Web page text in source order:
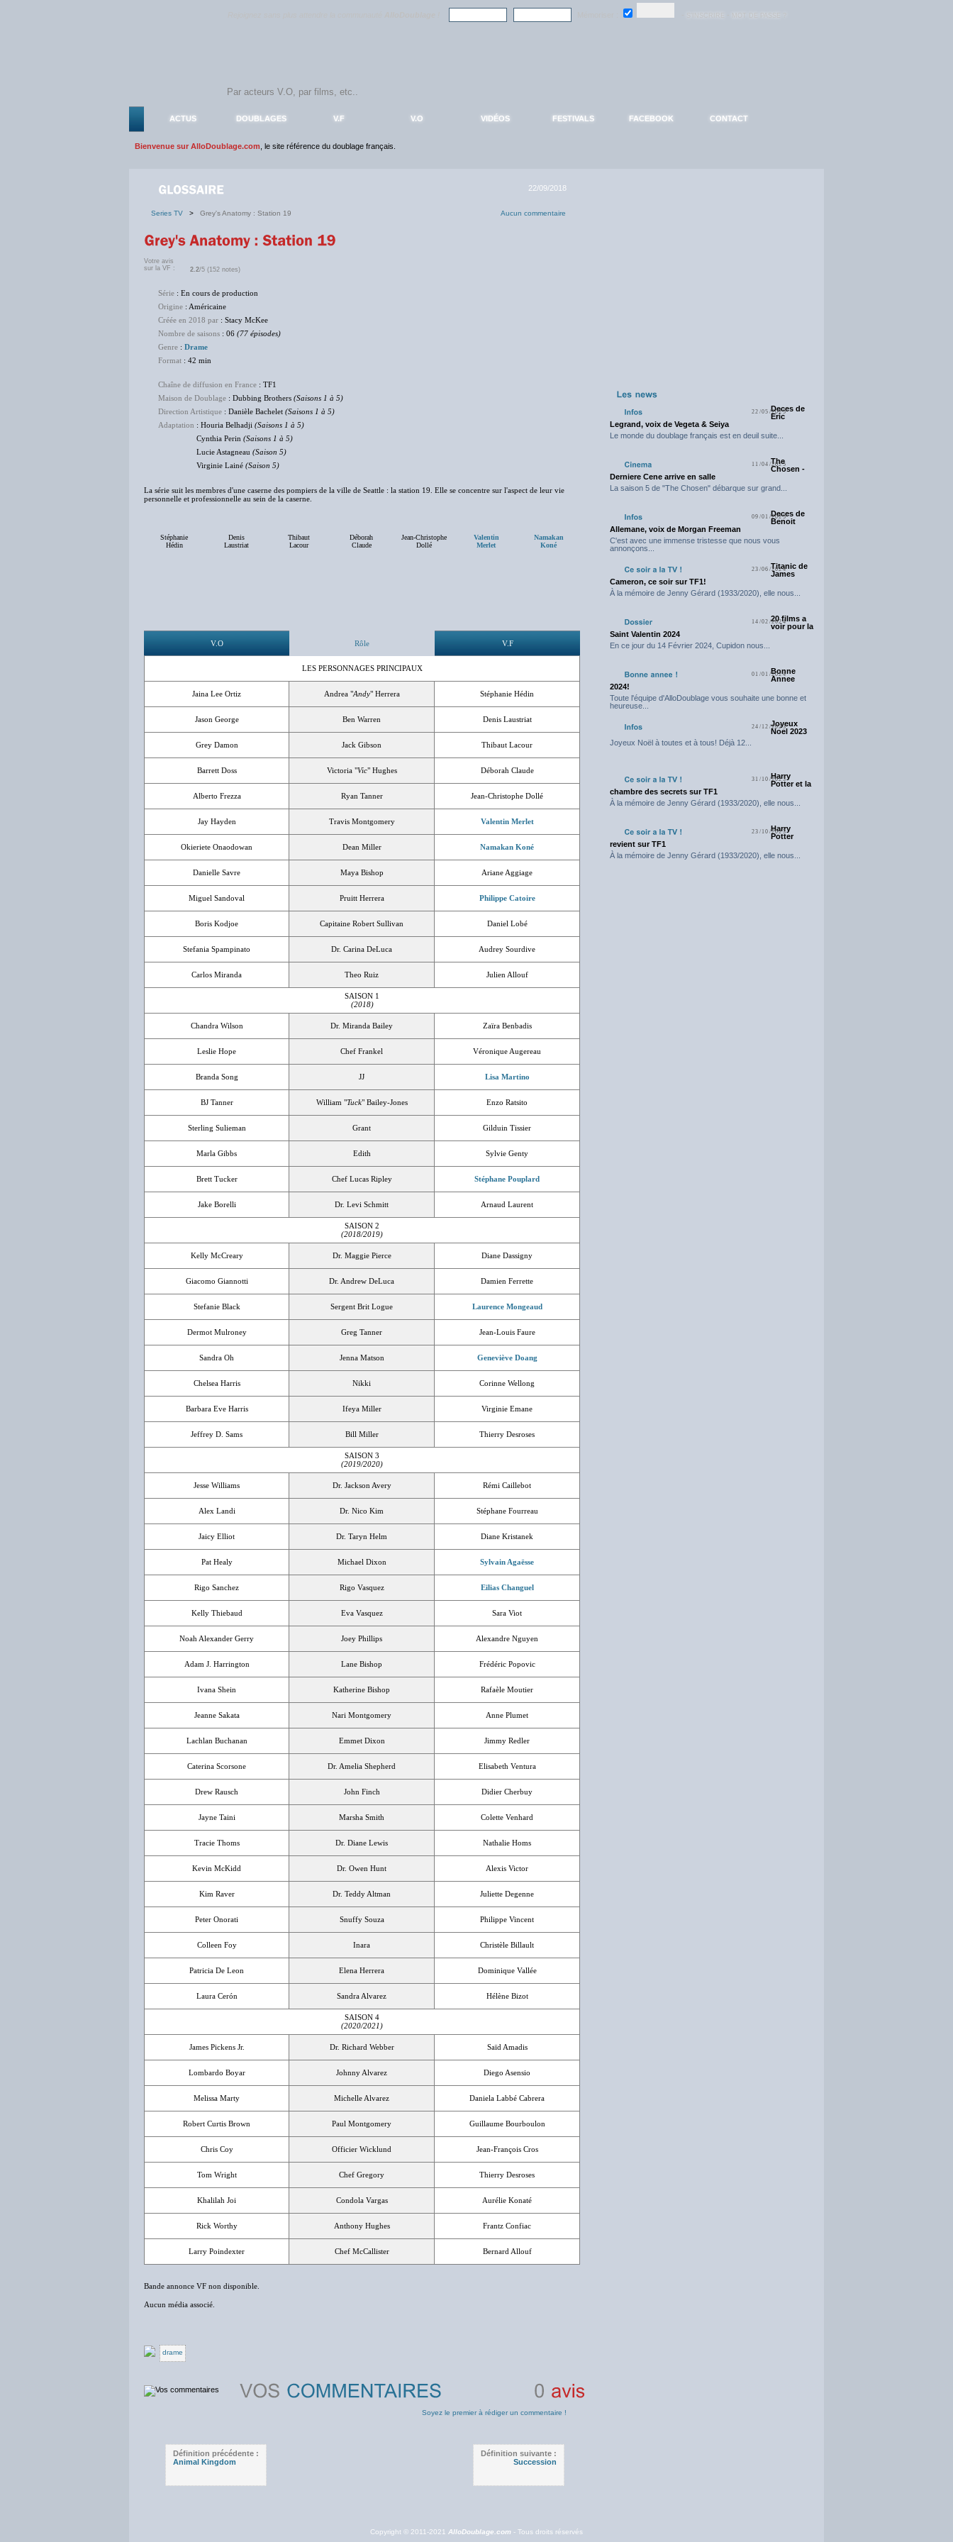
ACTUS DOUBLAGES V.F V.O VIDÉOS FESTIVALS FACEBOOK CONTACT
Bienvenue sur AlloDoublage.com , le site référence du doublage français.
22/09/2018
Series TV > Grey's Anatomy : Station 19 Aucun commentaire
Votre avis
sur la VF :
2.2/5 (152 notes)
Série : En cours de production
Origine : Américaine
Créée en 2018 par : Stacy McKee
Nombre de saisons : 06 (77 épisodes)
Genre : Drame
Format : 42 min
Chaîne de diffusion en France : TF1
Maison de Doublage : Dubbing Brothers (Saisons 1 à 5)
Direction Artistique : Danièle Bachelet (Saisons 1 à 5)
Adaptation : Houria Belhadji (Saisons 1 à 5)
Cynthia Perin (Saisons 1 à 5)
Lucie Astagneau (Saison 5)
Virginie Lainé (Saison 5)
La série suit les membres d'une caserne des pompiers de la ville de Seattle : la station 19. Elle se concentre sur l'aspect de leur vie
personnelle et professionnelle au sein de la caserne.
Stéphanie
Hédin
Denis
Laustriat
Thibaut
Lacour
Déborah
Claude
Jean-Christophe
Dollé
Valentin
Merlet
Namakan
Koné
V.O Rôle V.F
LES PERSONNAGES PRINCIPAUX
Jaina Lee Ortiz Andrea "Andy" Herrera Stéphanie Hédin
Jason George Ben Warren Denis Laustriat
Grey Damon Jack Gibson Thibaut Lacour
Barrett Doss Victoria "Vic" Hughes Déborah Claude
Alberto Frezza Ryan Tanner Jean-Christophe Dollé
Jay Hayden Travis Montgomery Valentin Merlet
Okieriete Onaodowan Dean Miller Namakan Koné
Danielle Savre Maya Bishop Ariane Aggiage
Miguel Sandoval Pruitt Herrera Philippe Catoire
Boris Kodjoe Capitaine Robert Sullivan Daniel Lobé
Stefania Spampinato Dr. Carina DeLuca Audrey Sourdive
Carlos Miranda Theo Ruiz Julien Allouf
SAISON 1
(2018)
Chandra Wilson Dr. Miranda Bailey Zaïra Benbadis
Leslie Hope Chef Frankel Véronique Augereau
Branda Song JJ Lisa Martino
BJ Tanner William "Tuck" Bailey-Jones Enzo Ratsito
Sterling Sulieman Grant Gilduin Tissier
Marla Gibbs Edith Sylvie Genty
Brett Tucker Chef Lucas Ripley Stéphane Pouplard
Jake Borelli Dr. Levi Schmitt Arnaud Laurent
SAISON 2
(2018/2019)
Kelly McCreary Dr. Maggie Pierce Diane Dassigny
Giacomo Giannotti Dr. Andrew DeLuca Damien Ferrette
Stefanie Black Sergent Brit Logue Laurence Mongeaud
Dermot Mulroney Greg Tanner Jean-Louis Faure
Sandra Oh Jenna Matson Geneviève Doang
Chelsea Harris Nikki Corinne Wellong
Barbara Eve Harris Ifeya Miller Virginie Emane
Jeffrey D. Sams Bill Miller Thierry Desroses
SAISON 3
(2019/2020)
Jesse Williams Dr. Jackson Avery Rémi Caillebot
Alex Landi Dr. Nico Kim Stéphane Fourreau
Jaicy Elliot Dr. Taryn Helm Diane Kristanek
Pat Healy Michael Dixon Sylvain Agaësse
Rigo Sanchez Rigo Vasquez Eilias Changuel
Kelly Thiebaud Eva Vasquez Sara Viot
Noah Alexander Gerry Joey Phillips Alexandre Nguyen
Adam J. Harrington Lane Bishop Frédéric Popovic
Ivana Shein Katherine Bishop Rafaèle Moutier
Jeanne Sakata Nari Montgomery Anne Plumet
Lachlan Buchanan Emmet Dixon Jimmy Redler
Caterina Scorsone Dr. Amelia Shepherd Elisabeth Ventura
Drew Rausch John Finch Didier Cherbuy
Jayne Taini Marsha Smith Colette Venhard
Tracie Thoms Dr. Diane Lewis Nathalie Homs
Kevin McKidd Dr. Owen Hunt Alexis Victor
Kim Raver Dr. Teddy Altman Juliette Degenne
Peter Onorati Snuffy Souza Philippe Vincent
Colleen Foy Inara Christèle Billault
Patricia De Leon Elena Herrera Dominique Vallée
Laura Cerón Sandra Alvarez Hélène Bizot
SAISON 4
(2020/2021)
James Pickens Jr. Dr. Richard Webber Saïd Amadis
Lombardo Boyar Johnny Alvarez Diego Asensio
Melissa Marty Michelle Alvarez Daniela Labbé Cabrera
Robert Curtis Brown Paul Montgomery Guillaume Bourboulon
Chris Coy Officier Wicklund Jean-François Cros
Tom Wright Chef Gregory Thierry Desroses
Khalilah Joi Condola Vargas Aurélie Konaté
Rick Worthy Anthony Hughes Frantz Confiac
Larry Poindexter Chef McCallister Bernard Allouf
Bande annonce VF non disponible.
Aucun média associé.
drame
Soyez le premier à rédiger un commentaire !
Définition précédente :
Animal Kingdom
Définition suivante :
Succession
22/05/2025Deces de
Eric
Legrand, voix de Vegeta & Seiya
Le monde du doublage français est en deuil suite...
11/04/2025
The
Chosen -
Derniere Cene arrive en salle
La saison 5 de "The Chosen" débarque sur grand...
09/01/2025Deces de
Benoit
Allemane, voix de Morgan Freeman
C'est avec une immense tristesse que nous vous
annonçons...
23/06/2024Titanic de
James
Cameron, ce soir sur TF1!
À la mémoire de Jenny Gérard (1933/2020), elle nous...
14/02/202420 films a
voir pour la
Saint Valentin 2024
En ce jour du 14 Février 2024, Cupidon nous...
01/01/2024
Bonne
Annee
2024!
Toute l'équipe d'AlloDoublage vous souhaite une bonne et
heureuse...
24/12/2023
Joyeux
Noel 2023
Joyeux Noël à toutes et à tous! Déjà 12...
31/10/2023
Harry
Potter et la
chambre des secrets sur TF1
À la mémoire de Jenny Gérard (1933/2020), elle nous...
23/10/2023
Harry
Potter
revient sur TF1
À la mémoire de Jenny Gérard (1933/2020), elle nous...
Copyright © 2011-2021 AlloDoublage.com - Tous droits réservés